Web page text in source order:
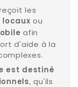
les
locaux ou
afin
d'aide à la
est destiné
, qu'ils